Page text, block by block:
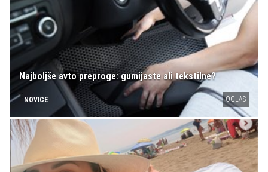
Najboljše avto preproge: gumijaste ali tekstilne?
NOVICE OGLAS